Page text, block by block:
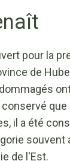
pour la
de
que
il a été
souvent
de l'Est.